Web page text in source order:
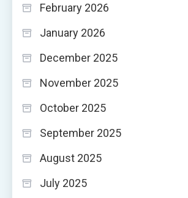
February 2026
January 2026
December 2025
November 2025
October 2025
September 2025
August 2025
July 2025